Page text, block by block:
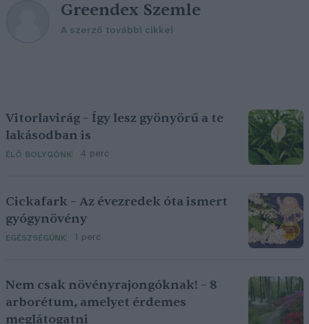
Greendex Szemle
A szerző további cikkei
Vitorlavirág – Így lesz gyönyörű a te
lakásodban is
ÉLŐ BOLYGÓNK 4 perc
Cickafark – Az évezredek óta ismert
gyógynövény
EGÉSZSÉGÜNK 1 perc
Nem csak növényrajongóknak! – 8
arborétum, amelyet érdemes
meglátogatni